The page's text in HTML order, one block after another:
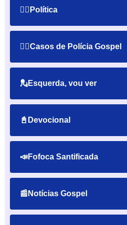
👨‍⚕️Política
👮‍♂️Casos de Polícia Gospel
💂Esquerda, vou ver
📓Devocional
📣Fofoca Santificada
📰Notícias Gospel